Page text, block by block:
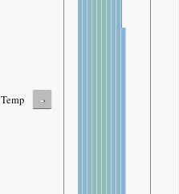
Temp -